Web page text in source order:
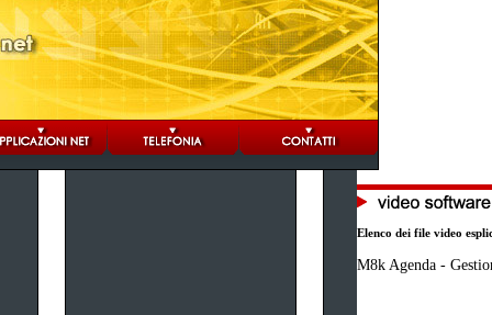
Elenco dei file video
M8k Agenda -